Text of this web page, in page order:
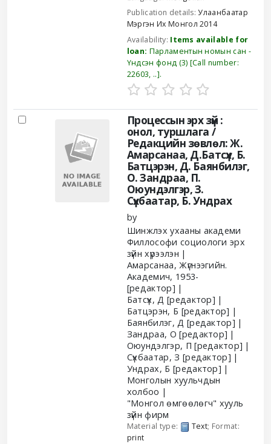
Publication details:Улаанбаатар
Мэргэн Их Монгол 2014
Availability: Items available for
loan: Парламентын номын сан -
Үндсэн фонд (3) Call number:
22603, .. .
Процессын эрх зүй :
онол, туршлага /
Редакцийн зөвлөл: Ж.
Амарсанаа, Д.Батсүх, Б.
Батцэрэн, Д. Баянбилэг,
О. Зандраа, П.
Оюундэлгэр, З.
Сүхбаатар, Б. Ундрах
by
Шинжлэх ухааны академи
Филлософи социологи эрх
зүйн хүрээлэн
Амарсанаа, Жүгнээгийн.
Академич, 1953-
[редактор]
Батсүх, Д [редактор]
Батцэрэн, Б [редактор]
Баянбилэг, Д [редактор]
Зандраа, О [редактор]
Оюундэлгэр, П [редактор]
Сүхбаатар, З [редактор]
Ундрах, Б [редактор]
Монголын хуульчдын
холбоо
"Монгол өмгөөлөгч" хууль
зүйн фирм
Material type: Text; Format:
print